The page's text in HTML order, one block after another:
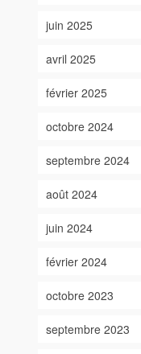
juin 2025
avril 2025
février 2025
octobre 2024
septembre 2024
août 2024
juin 2024
février 2024
octobre 2023
septembre 2023